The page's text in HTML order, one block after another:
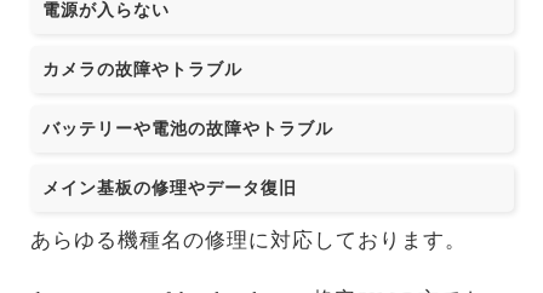
電源が入らない
カメラの故障やトラブル
バッテリーや電池の故障やトラブル
メイン基板の修理やデータ復旧
あらゆる機種名の修理に対応しております。